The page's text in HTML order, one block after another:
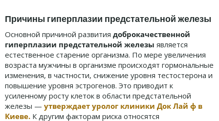
Причины гиперплазии предстательной железы
Основной причиной развития доброкачественной
гиперплазии предстательной железы является
естественное старение организма. По мере увеличения
возраста мужчины в организме происходят гормональные
изменения, в частности, снижение уровня тестостерона и
повышение уровня эстрогенов. Это приводит к
усиленному росту клеток в области предстательной
железы — утверждает уролог клиники Док Лай ф в
Киеве. К другим факторам риска относятся